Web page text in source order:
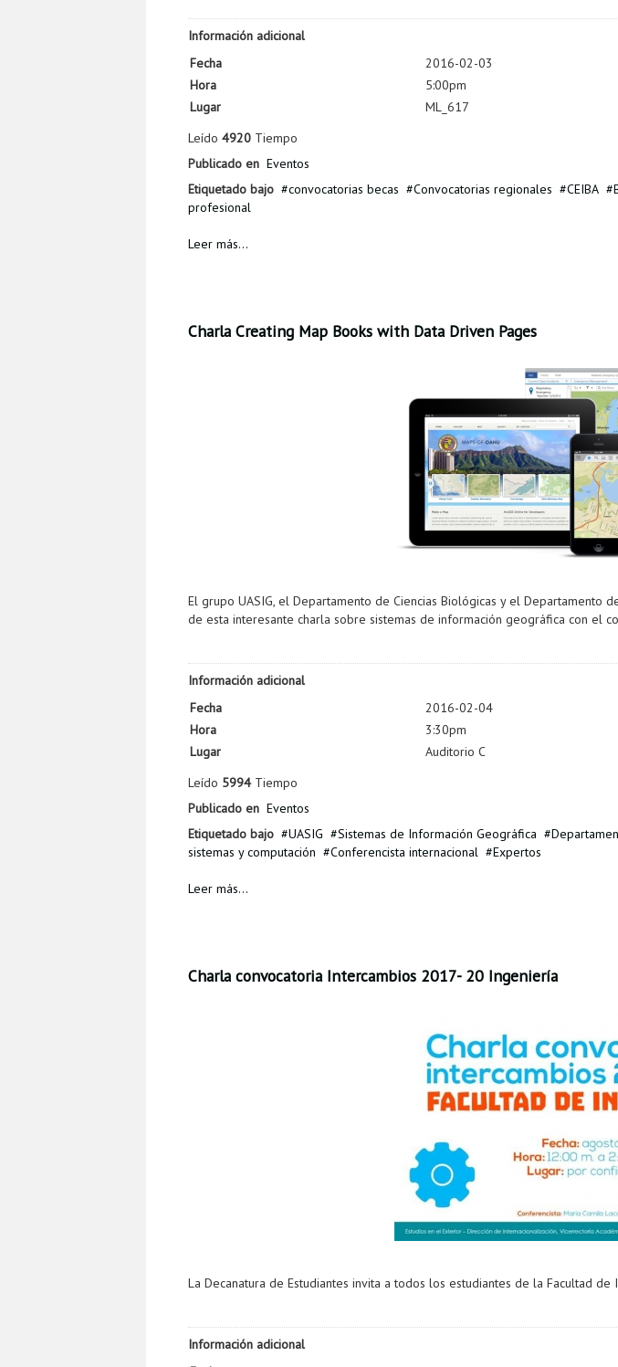
Información adicional
Fecha
2016-02-03
Hora
5:00pm
Lugar
ML_617
Leído 4920 Tiempo
Publicado en Eventos
Etiquetado bajo
convocatorias becas Convocatorias regionales CEIBA
profesional
Leer más...
Charla Creating Map Books with Data Driven Pages
El grupo UASIG, el Departamento de Ciencias Biológicas y el Departamento
de esta interesante charla sobre sistemas de información geográfica con el
Información adicional
Fecha
2016-02-04
Hora
3:30pm
Lugar
Auditorio C
Leído 5994Tiempo
Publicado en Eventos
Etiquetado bajo
UASIG Sistemas de Información Geográfica
sistemas y computación
Conferencista internacional Expertos
Leer más...
Charla convocatoria Intercambios 2017- 20 Ingeniería
La Decanatura de Estudiantes invita a todos los estudiantes de la Facultad de
Información adicional